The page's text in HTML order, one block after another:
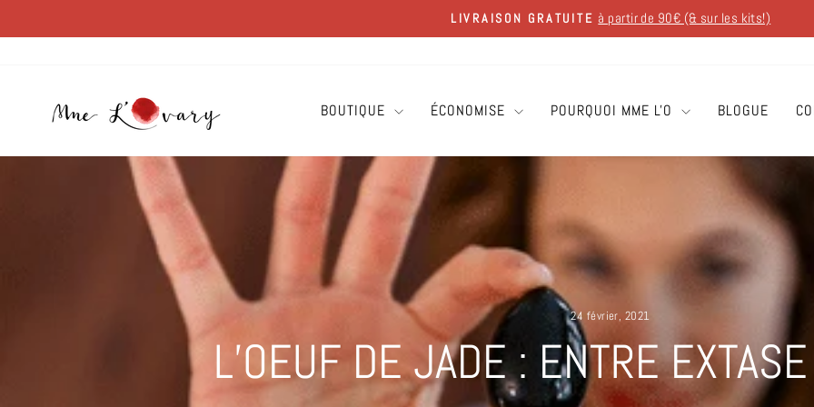
au
Diaporama
LIVRAISON GRATUITE à partir de 90€ (& sur les kits!)
BOUTIQUE ÉCONOMISE POURQUOI MME L'O BLOGUE
24 février, 2021
L’OEUF DE JADE : ENTRE